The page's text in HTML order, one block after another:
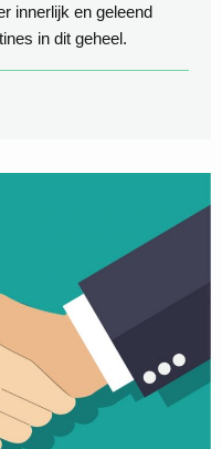
innerlijk en geleend
in dit geheel.